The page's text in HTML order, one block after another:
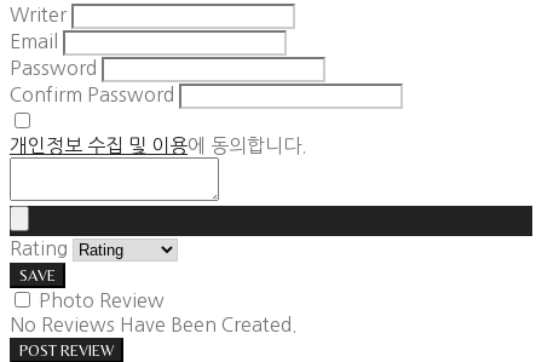
Writer
Email
Password
Confirm Password
개인정보 수집 및 이용에 동의합니다.
Rating
SAVE
Photo Review
No Reviews Have Been Created.
POST REVIEW